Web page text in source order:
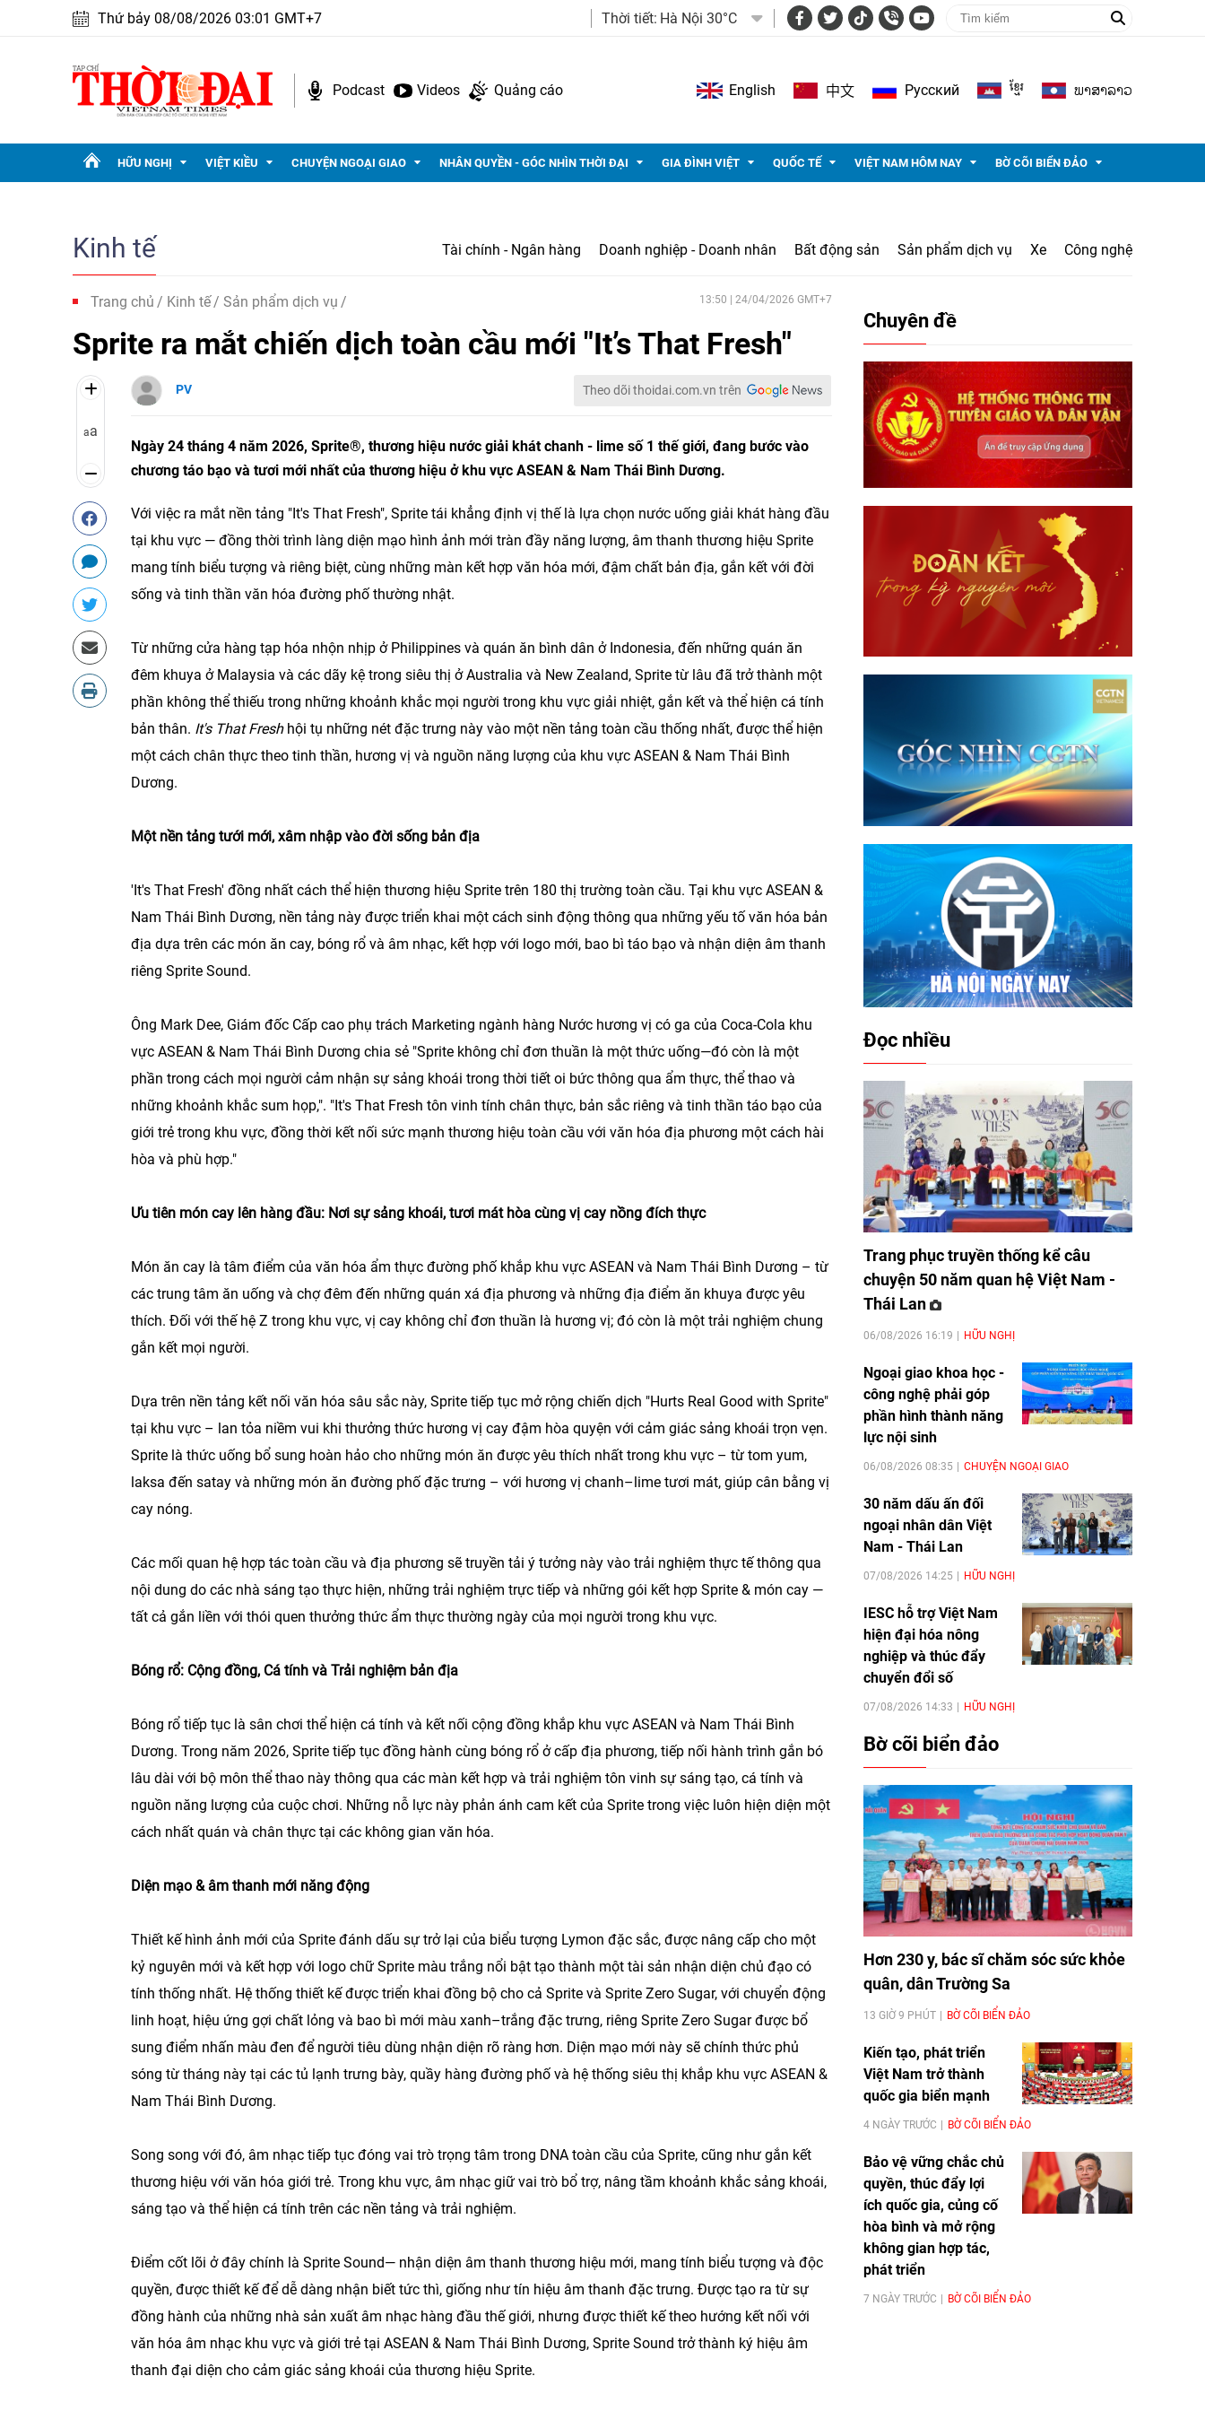
Thứ bảy 08/08/2026 03:01 GMT+7 Thời tiết: Hà Nội 30°C
Podcast Videos Quảng cáo English 中文 Pусский ខ្មែរ ພາ​ສາ​ລາວ
HỮU NGHỊ VIỆT KIỀU CHUYỆN NGOẠI GIAO NHÂN QUYỀN - GÓC NHÌN THỜI ĐẠI GIA ĐÌNH VIỆT QUỐC TẾ VIỆT NAM HÔM NAY BỜ CÕI BIỂN ĐẢO
Kinh tế Tài chính - Ngân hàng Doanh nghiệp - Doanh nhân Bất động sản Sản phẩm dịch vụ Xe Công nghệ
Trang chủ Kinh tế Sản phẩm dịch vụ 13:50 | 24/04/2026 GMT+7
Sprite ra mắt chiến dịch toàn cầu mới "It’s That Fresh"
aa
PV Theo dõi thoidai.com.vn trên
Ngày 24 tháng 4 năm 2026, Sprite®, thương hiệu nước giải khát chanh - lime số 1 thế giới, đang bước vào
chương táo bạo và tươi mới nhất của thương hiệu ở khu vực ASEAN & Nam Thái Bình Dương.
Với việc ra mắt nền tảng "It's That Fresh", Sprite tái khẳng định vị thế là lựa chọn nước uống giải khát hàng đầu
tại khu vực — đồng thời trình làng diện mạo hình ảnh mới tràn đầy năng lượng, âm thanh thương hiệu Sprite
mang tính biểu tượng và riêng biệt, cùng những màn kết hợp văn hóa mới, đậm chất bản địa, gắn kết với đời
sống và tinh thần văn hóa đường phố thường nhật.
Từ những cửa hàng tạp hóa nhộn nhịp ở Philippines và quán ăn bình dân ở Indonesia, đến những quán ăn
đêm khuya ở Malaysia và các dãy kệ trong siêu thị ở Australia và New Zealand, Sprite từ lâu đã trở thành một
phần không thể thiếu trong những khoảnh khắc mọi người trong khu vực giải nhiệt, gắn kết và thể hiện cá tính
bản thân. It's That Freshhội tụ những nét đặc trưng này vào một nền tảng toàn cầu thống nhất, được thể hiện
một cách chân thực theo tinh thần, hương vị và nguồn năng lượng của khu vực ASEAN & Nam Thái Bình
Dương.
Một nền tảng tưới mới, xâm nhập vào đời sống bản địa
'It's That Fresh' đồng nhất cách thể hiện thương hiệu Sprite trên 180 thị trường toàn cầu. Tại khu vực ASEAN &
Nam Thái Bình Dương, nền tảng này được triển khai một cách sinh động thông qua những yếu tố văn hóa bản
địa dựa trên các món ăn cay, bóng rổ và âm nhạc, kết hợp với logo mới, bao bì táo bạo và nhận diện âm thanh
riêng Sprite Sound.
Ông Mark Dee, Giám đốc Cấp cao phụ trách Marketing ngành hàng Nước hương vị có ga của Coca-Cola khu
vực ASEAN & Nam Thái Bình Dương chia sẻ "Sprite không chỉ đơn thuần là một thức uống—đó còn là một
phần trong cách mọi người cảm nhận sự sảng khoái trong thời tiết oi bức thông qua ẩm thực, thể thao và
những khoảnh khắc sum họp,". "It's That Fresh tôn vinh tính chân thực, bản sắc riêng và tinh thần táo bạo của
giới trẻ trong khu vực, đồng thời kết nối sức mạnh thương hiệu toàn cầu với văn hóa địa phương một cách hài
hòa và phù hợp."
Ưu tiên món cay lên hàng đầu: Nơi sự sảng khoái, tươi mát hòa cùng vị cay nồng đích thực
Món ăn cay là tâm điểm của văn hóa ẩm thực đường phố khắp khu vực ASEAN và Nam Thái Bình Dương – từ
các trung tâm ăn uống và chợ đêm đến những quán xá địa phương và những địa điểm ăn khuya được yêu
thích. Đối với thế hệ Z trong khu vực, vị cay không chỉ đơn thuần là hương vị; đó còn là một trải nghiệm chung
gắn kết mọi người.
Dựa trên nền tảng kết nối văn hóa sâu sắc này, Sprite tiếp tục mở rộng chiến dịch "Hurts Real Good with Sprite"
tại khu vực – lan tỏa niềm vui khi thưởng thức hương vị cay đậm hòa quyện với cảm giác sảng khoái trọn vẹn.
Sprite là thức uống bổ sung hoàn hảo cho những món ăn được yêu thích nhất trong khu vực – từ tom yum,
laksa đến satay và những món ăn đường phố đặc trưng – với hương vị chanh–lime tươi mát, giúp cân bằng vị
cay nóng.
Các mối quan hệ hợp tác toàn cầu và địa phương sẽ truyền tải ý tưởng này vào trải nghiệm thực tế thông qua
nội dung do các nhà sáng tạo thực hiện, những trải nghiệm trực tiếp và những gói kết hợp Sprite & món cay —
tất cả gắn liền với thói quen thưởng thức ẩm thực thường ngày của mọi người trong khu vực.
Bóng rổ: Cộng đồng, Cá tính và Trải nghiệm bản địa
Bóng rổ tiếp tục là sân chơi thể hiện cá tính và kết nối cộng đồng khắp khu vực ASEAN và Nam Thái Bình
Dương. Trong năm 2026, Sprite tiếp tục đồng hành cùng bóng rổ ở cấp địa phương, tiếp nối hành trình gắn bó
lâu dài với bộ môn thể thao này thông qua các màn kết hợp và trải nghiệm tôn vinh sự sáng tạo, cá tính và
nguồn năng lượng của cuộc chơi. Những nỗ lực này phản ánh cam kết của Sprite trong việc luôn hiện diện một
cách nhất quán và chân thực tại các không gian văn hóa.
Diện mạo & âm thanh mới năng động
Thiết kế hình ảnh mới của Sprite đánh dấu sự trở lại của biểu tượng Lymon đặc sắc, được nâng cấp cho một
kỷ nguyên mới và kết hợp với logo chữ Sprite màu trắng nổi bật tạo thành một tài sản nhận diện chủ đạo có
tính thống nhất. Hệ thống thiết kế được triển khai đồng bộ cho cả Sprite và Sprite Zero Sugar, với chuyển động
linh hoạt, hiệu ứng gợi chất lỏng và bao bì mới màu xanh–trắng đặc trưng, riêng Sprite Zero Sugar được bổ
sung điểm nhấn màu đen để người tiêu dùng nhận diện rõ ràng hơn. Diện mạo mới này sẽ chính thức phủ
sóng từ tháng này tại các tủ lạnh trưng bày, quầy hàng đường phố và hệ thống siêu thị khắp khu vực ASEAN &
Nam Thái Bình Dương.
Song song với đó, âm nhạc tiếp tục đóng vai trò trọng tâm trong DNA toàn cầu của Sprite, cũng như gắn kết
thương hiệu với văn hóa giới trẻ. Trong khu vực, âm nhạc giữ vai trò bổ trợ, nâng tầm khoảnh khắc sảng khoái,
sáng tạo và thể hiện cá tính trên các nền tảng và trải nghiệm.
Điểm cốt lõi ở đây chính là Sprite Sound— nhận diện âm thanh thương hiệu mới, mang tính biểu tượng và độc
quyền, được thiết kế để dễ dàng nhận biết tức thì, giống như tín hiệu âm thanh đặc trưng. Được tạo ra từ sự
đồng hành của những nhà sản xuất âm nhạc hàng đầu thế giới, nhưng được thiết kế theo hướng kết nối với
văn hóa âm nhạc khu vực và giới trẻ tại ASEAN & Nam Thái Bình Dương, Sprite Sound trở thành ký hiệu âm
thanh đại diện cho cảm giác sảng khoái của thương hiệu Sprite.
Chuyên đề
Đọc nhiều
Trang phục truyền thống kể câu
chuyện 50 năm quan hệ Việt Nam -
Thái Lan
06/08/2026 16:19 HỮU NGHỊ
Ngoại giao khoa học -
công nghệ phải góp
phần hình thành năng
lực nội sinh
06/08/2026 08:35 CHUYỆN NGOẠI GIAO
30 năm dấu ấn đối
ngoại nhân dân Việt
Nam - Thái Lan
07/08/2026 14:25 HỮU NGHỊ
IESC hỗ trợ Việt Nam
hiện đại hóa nông
nghiệp và thúc đẩy
chuyển đổi số
07/08/2026 14:33 HỮU NGHỊ
Bờ cõi biển đảo
Hơn 230 y, bác sĩ chăm sóc sức khỏe
quân, dân Trường Sa
13 GIỜ 9 PHÚT BỜ CÕI BIỂN ĐẢO
Kiến tạo, phát triển
Việt Nam trở thành
quốc gia biển mạnh
4 NGÀY TRƯỚC BỜ CÕI BIỂN ĐẢO
Bảo vệ vững chắc chủ
quyền, thúc đẩy lợi
ích quốc gia, củng cố
hòa bình và mở rộng
không gian hợp tác,
phát triển
7 NGÀY TRƯỚC BỜ CÕI BIỂN ĐẢO